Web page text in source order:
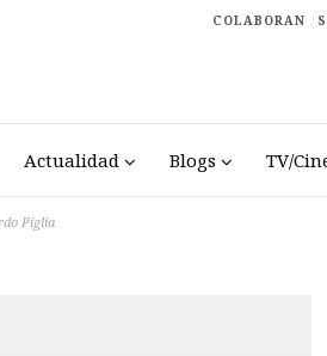
COLABORAN
Actualidad Blogs TV/
Piglia